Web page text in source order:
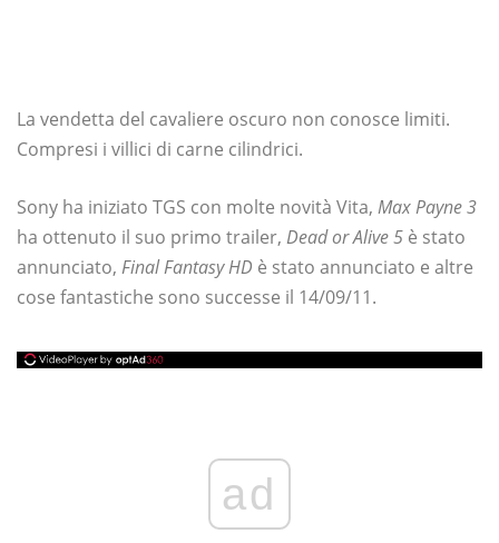
La vendetta del cavaliere oscuro non conosce limiti.
Compresi i villici di carne cilindrici.
Sony ha iniziato TGS con molte novità Vita, Max Payne 3
ha ottenuto il suo primo trailer, Dead or Alive 5 è stato
annunciato, Final Fantasy HD è stato annunciato e altre
cose fantastiche sono successe il 14/09/11.
ad